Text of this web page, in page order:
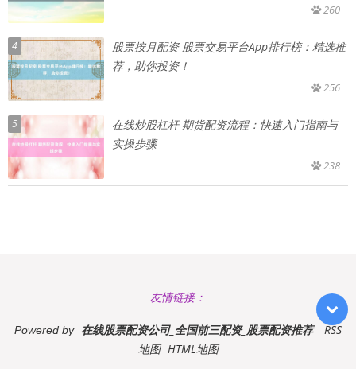
260
4
股票按月配资 股票交易平台App排行榜：精选推
荐，助你投资！
256
5
在线炒股杠杆 期货配资流程：快速入门指南与
实操步骤
238
友情链接：
Powered by 在线股票配资公司_全国前三配资_股票配资推荐
RSS
地图 HTML地图